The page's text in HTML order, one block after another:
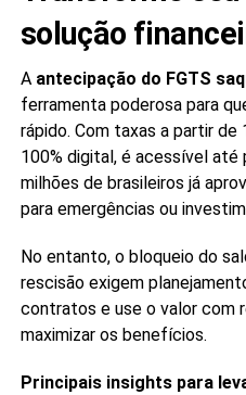
solução
A antecipação do FGTS
ferramenta poderosa para
rápido. Com taxas a partir de
100% digital, é acessível até
milhões de brasileiros já
para emergências ou
No entanto, o bloqueio do
rescisão exigem
contratos e use o valor com
maximizar os benefícios.
Principais insights para